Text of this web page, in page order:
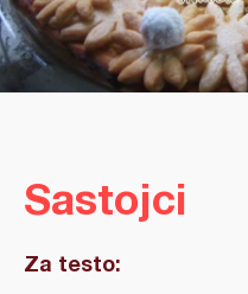
Sastojci
Za testo: